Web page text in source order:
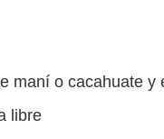
maní o cacahuate
libre